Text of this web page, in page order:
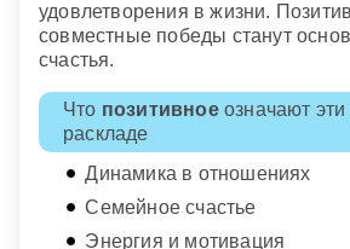
удовлетворения в жизни.
совместные победы станут
счастья.
Что позитивноеозначают эти
раскладе
Динамика в отношениях
Семейное счастье
Энергия и мотивация